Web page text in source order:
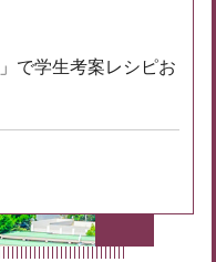
で学生考案レシピお